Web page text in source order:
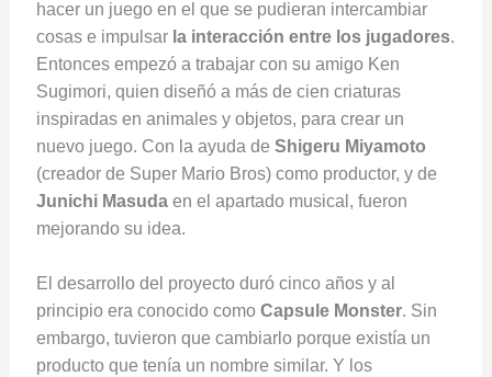
hacer un juego en el que se pudieran intercambiar
cosas e impulsar la interacción entre los jugadores.
Entonces empezó a trabajar con su amigo Ken
Sugimori, quien diseñó a más de cien criaturas
inspiradas en animales y objetos, para crear un
nuevo juego. Con la ayuda de Shigeru Miyamoto
(creador de Super Mario Bros) como productor, y de
Junichi Masudaen el apartado musical, fueron
mejorando su idea.
El desarrollo del proyecto duró cinco años y al
principio era conocido como Capsule Monster. Sin
embargo, tuvieron que cambiarlo porque existía un
producto que tenía un nombre similar. Y los